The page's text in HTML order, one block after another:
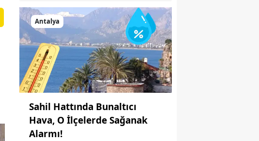
Antalya
Sahil Hattında Bunaltıcı
Hava, O İlçelerde Sağanak
Alarmı!